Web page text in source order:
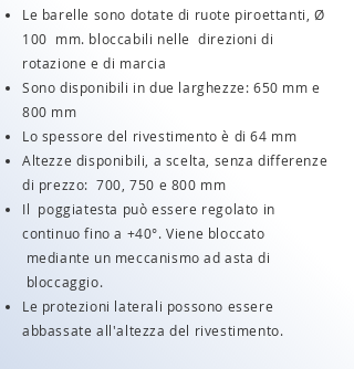
Le barelle sono dotate di ruote piroettanti, Ø
100 mm. bloccabili nelle direzioni di
rotazione e di marcia
Sono disponibili in due larghezze: 650 mm e
800 mm
Lo spessore del rivestimento è di 64 mm
Altezze disponibili, a scelta, senza differenze
di prezzo: 700, 750 e 800 mm
Il poggiatesta può essere regolato in
continuo fino a +40°. Viene bloccato
mediante un meccanismo ad asta di
bloccaggio.
Le protezioni laterali possono essere
abbassate all'altezza del rivestimento.